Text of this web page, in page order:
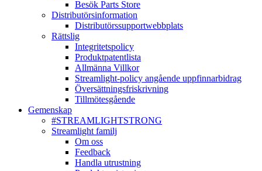
Besök Parts Store
Distributörsinformation
Distributörssupportwebbplats
Rättslig
Integritetspolicy
Produktpatentlista
Allmänna Villkor
Streamlight-policy angående uppfinnarbidrag
Översättningsfriskrivning
Tillmötesgående
Gemenskap
#STREAMLIGHTSTRONG
Streamlight familj
Om oss
Feedback
Handla utrustning